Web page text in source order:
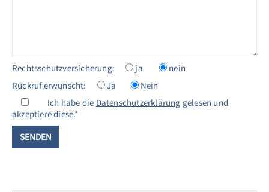
Rechtsschutzversicherung: ja
nein
Rückruf erwünscht:
Ja
Nein
Ich habe die Datenschutzerklärung gelesen und
akzeptiere diese.*